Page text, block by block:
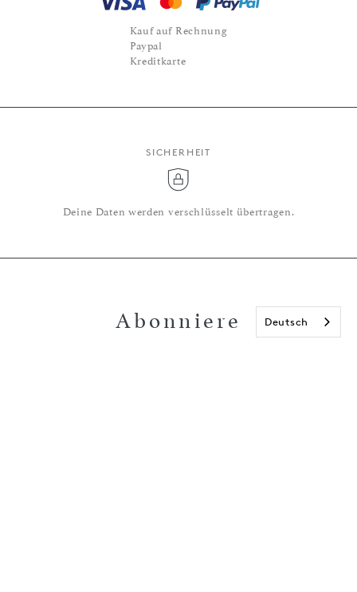
Kauf auf Rechnung
Paypal
Kreditkarte
SICHERHEIT
Deine Daten werden verschlüsselt übertragen.
Abonniere
Deutsch